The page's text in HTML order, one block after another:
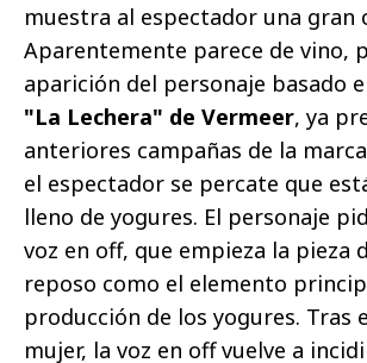
muestra al espectador una gran
Aparentemente parece de vino,
aparición del personaje basado
"La Lechera" de Vermeer, ya
anteriores campañas de la
el espectador se percate que
lleno de yogures. El personaje
voz en off, que empieza la pieza
reposo como el elemento
producción de los yogures. Tras
mujer, la voz en off vuelve a